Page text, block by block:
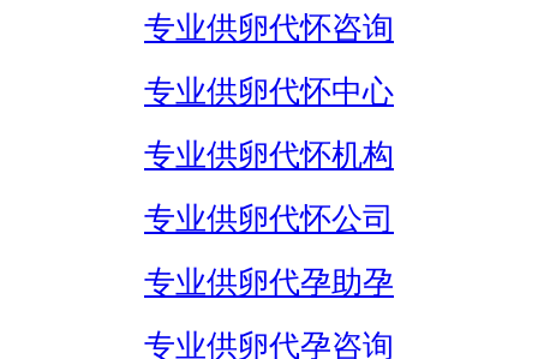
专业供卵代怀咨询
专业供卵代怀中心
专业供卵代怀机构
专业供卵代怀公司
专业供卵代孕助孕
专业供卵代孕咨询